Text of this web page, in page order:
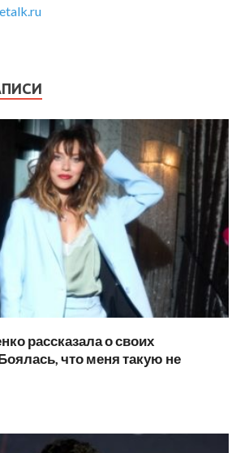
рассказала о своих
что меня такую не